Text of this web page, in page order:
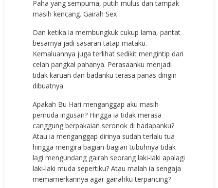
Paha yang sempurna, putih mulus dan tampak
masih kencang. Gairah Sex
Dan ketika ia membungkuk cukup lama, pantat
besarnya jadi sasaran tatap mataku.
Kemaluannya juga terlihat sedikit mengintip dari
celah pangkal pahanya. Perasaanku menjadi
tidak karuan dan badanku terasa panas dingin
dibuatnya.
Apakah Bu Hari menganggap aku masih
pemuda ingusan? Hingga ia tidak merasa
canggung berpakaian seronok di hadapanku?
Atau ia menganggap dirinya sudah terlalu tua
hingga mengira bagian-bagian tubuhnya tidak
lagi mengundang gairah seorang laki-laki apalagi
laki-laki muda sepertiku? Atau malah ia sengaja
memamerkannya agar gairahku terpancing?